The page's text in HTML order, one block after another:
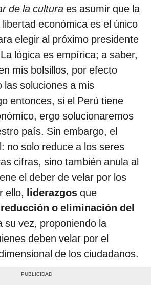
de la cultura es asumir que la
económica es el único
elegir al próximo presidente
lógica es empírica; a saber,
mis bolsillos, por efecto
las soluciones a mis
entonces, si el Perú tiene
ergo solucionaremos
país. Sin embargo, el
no solo reduce a los seres
cifras, sino también anula al
el deber de velar por los
ello, liderazgos que
reducción o eliminación del
su vez, proponiendo la
deben velar por el
de los ciudadanos.